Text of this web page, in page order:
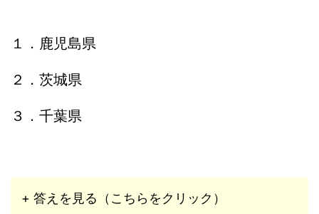
１．鹿児島県
２．茨城県
３．千葉県
+ 答えを見る（こちらをクリック）